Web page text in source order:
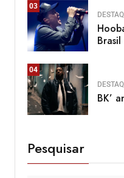
03
Brasil
04
BK’
Pesquisar